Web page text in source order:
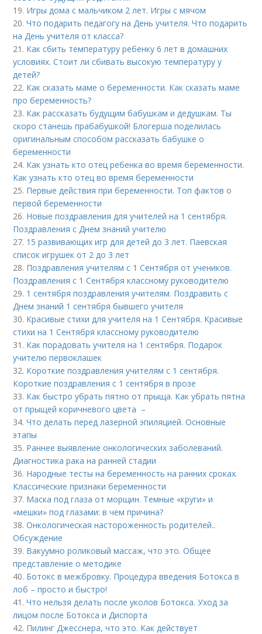
19. Игры дома с мальчиком 2 лет. Игры с мячом
20.Что подарить педагогу на День учителя. Что подарить
на День учителя от класса?
21. Как сбить температуру ребенку 6 лет в домашних
условиях. Стоит ли сбивать высокую температуру у
детей?
22. Как сказать маме о беременности. Как сказать маме
про беременность?
23. Как рассказать будущим бабушкам и дедушкам. Ты
скоро станешь прабабушкой! Блогерша поделилась
оригинальным способом рассказать бабушке о
беременности
24. Как узнать кто отец ребенка во время беременности.
Как узнать кто отец во время беременности
25. Первые действия при беременности. Топ фактов о
первой беременности
26. Новые поздравления для учителей на 1 сентября.
Поздравления с Днем знаний учителю
27. 15 развивающих игр для детей до 3 лет. Паевская
список игрушек от 2 до 3 лет
28. Поздравления учителям с 1 Сентября от учеников.
Поздравления с 1 Сентября классному руководителю
29. 1 сентября поздравления учителям. Поздравить с
Днем знаний 1 сентября бывшего учителя
30. Красивые стихи для учителя на 1 Сентября. Красивые
стихи на 1 Сентября классному руководителю
31. Как порадовать учителя на 1 сентября. Подарок
учителю первоклашек
32. Короткие поздравления учителям с 1 сентября.
Короткие поздравления с 1 сентября в прозе
33. Как быстро убрать пятно от прыща. Как убрать пятна
от прыщей коричневого цвета –
34.Что делать перед лазерной эпиляцией. Основные
этапы
35. Раннее выявление онкологических заболеваний.
Диагностика рака на ранней стадии
36. Народные тесты на беременность на ранних сроках.
Классические признаки беременности
37. Маска под глаза от морщин. Темные «круги» и
«мешки» под глазами: в чем причина?
38.Онкологическая настороженность родителей..
Обсуждение
39. Вакуумно роликовый массаж, что это. Общее
представление о методике
40. Ботокс в межбровку. Процедура введения Ботокса в
лоб – просто и быстро!
41.Что нельзя делать после уколов Ботокса. Уход за
лицом после Ботокса и Диспорта
42. Пилинг Джесснера, что это. Как действует